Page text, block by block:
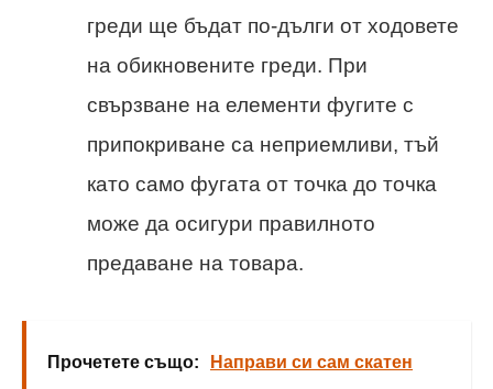
греди ще бъдат по-дълги от ходовете
на обикновените греди. При
свързване на елементи фугите с
припокриване са неприемливи, тъй
като само фугата от точка до точка
може да осигури правилното
предаване на товара.
Прочетете също: Направи си сам скатен